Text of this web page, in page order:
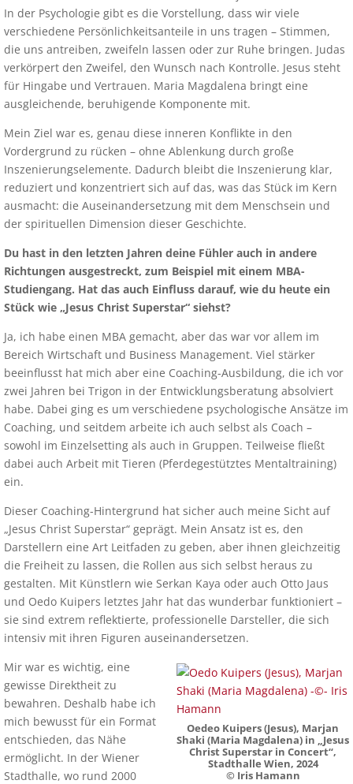
In der Psychologie gibt es die Vorstellung, dass wir viele
verschiedene Persönlichkeitsanteile in uns tragen – Stimmen,
die uns antreiben, zweifeln lassen oder zur Ruhe bringen. Judas
verkörpert den Zweifel, den Wunsch nach Kontrolle. Jesus steht
für Hingabe und Vertrauen. Maria Magdalena bringt eine
ausgleichende, beruhigende Komponente mit.
Mein Ziel war es, genau diese inneren Konflikte in den
Vordergrund zu rücken – ohne Ablenkung durch große
Inszenierungselemente. Dadurch bleibt die Inszenierung klar,
reduziert und konzentriert sich auf das, was das Stück im Kern
ausmacht: die Auseinandersetzung mit dem Menschsein und
der spirituellen Dimension dieser Geschichte.
Du hast in den letzten Jahren deine Fühler auch in andere
Richtungen ausgestreckt, zum Beispiel mit einem MBA-
Studiengang. Hat das auch Einfluss darauf, wie du heute ein
Stück wie „Jesus Christ Superstar“ siehst?
Ja, ich habe einen MBA gemacht, aber das war vor allem im
Bereich Wirtschaft und Business Management. Viel stärker
beeinflusst hat mich aber eine Coaching-Ausbildung, die ich vor
zwei Jahren bei Trigon in der Entwicklungsberatung absolviert
habe. Dabei ging es um verschiedene psychologische Ansätze im
Coaching, und seitdem arbeite ich auch selbst als Coach –
sowohl im Einzelsetting als auch in Gruppen. Teilweise fließt
dabei auch Arbeit mit Tieren (Pferdegestütztes Mentaltraining)
ein.
Dieser Coaching-Hintergrund hat sicher auch meine Sicht auf
„Jesus Christ Superstar“ geprägt. Mein Ansatz ist es, den
Darstellern eine Art Leitfaden zu geben, aber ihnen gleichzeitig
die Freiheit zu lassen, die Rollen aus sich selbst heraus zu
gestalten. Mit Künstlern wie Serkan Kaya oder auch Otto Jaus
und Oedo Kuipers letztes Jahr hat das wunderbar funktioniert –
sie sind extrem reflektierte, professionelle Darsteller, die sich
intensiv mit ihren Figuren auseinandersetzen.
Oedeo Kuipers (Jesus), Marjan
Shaki (Maria Magdalena) in „Jesus
Christ Superstar in Concert“,
Stadthalle Wien, 2024
© Iris Hamann
Mir war es wichtig, eine
gewisse Direktheit zu
bewahren. Deshalb habe ich
mich bewusst für ein Format
entschieden, das Nähe
ermöglicht. In der Wiener
Stadthalle, wo rund 2000